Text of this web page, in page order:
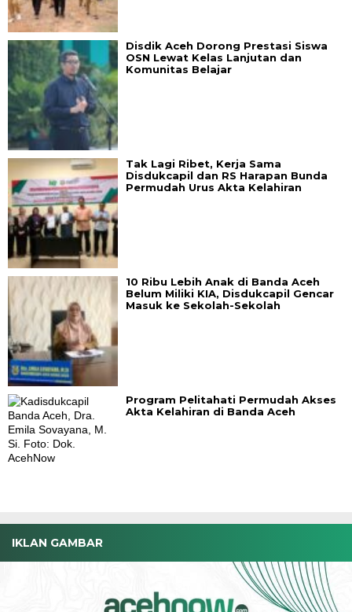
Disdik Aceh Dorong Prestasi Siswa
OSN Lewat Kelas Lanjutan dan
Komunitas Belajar
Tak Lagi Ribet, Kerja Sama
Disdukcapil dan RS Harapan Bunda
Permudah Urus Akta Kelahiran
10 Ribu Lebih Anak di Banda Aceh
Belum Miliki KIA, Disdukcapil Gencar
Masuk ke Sekolah-Sekolah
Program Pelitahati Permudah Akses
Akta Kelahiran di Banda Aceh
IKLAN GAMBAR